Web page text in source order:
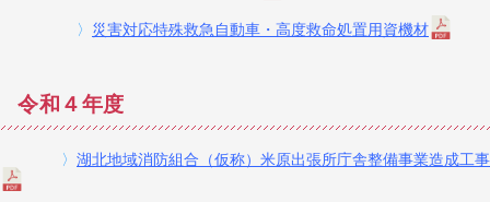
〉 災害対応特殊救急自動車・高度救命処置用資機材
令和４年度
〉 湖北地域消防組合（仮称）米原出張所庁舎整備事業造成工事